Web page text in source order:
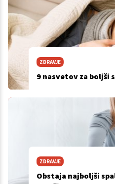
ZDRAVJE
9 nasvetov za boljši
ZDRAVJE
Obstaja najboljši